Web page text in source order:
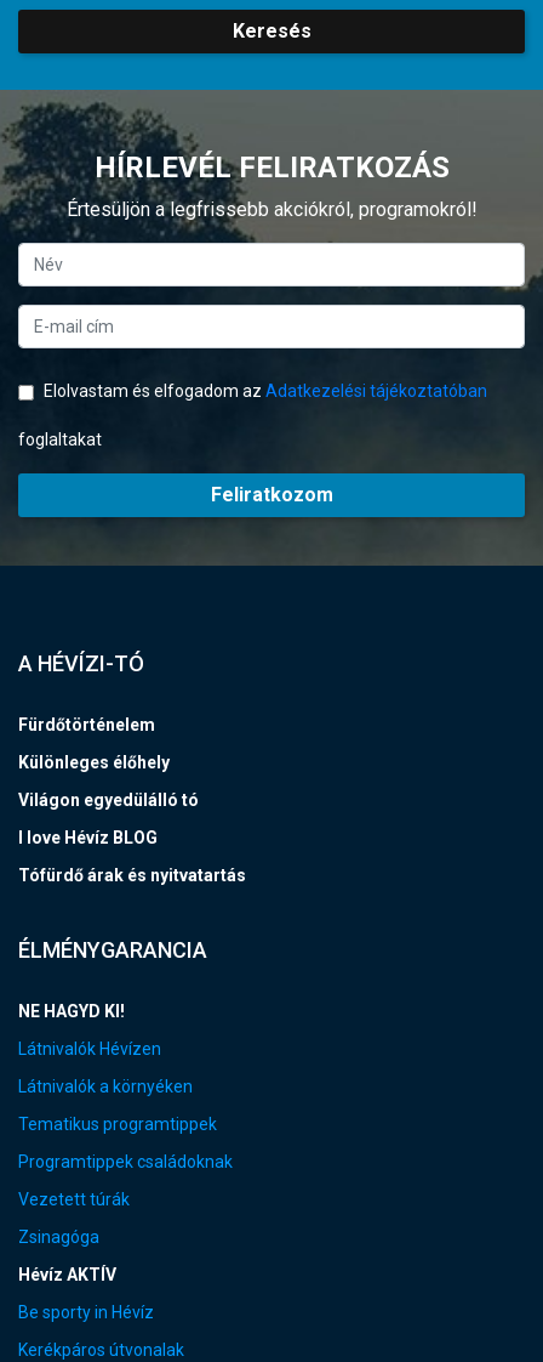
Keresés
HÍRLEVÉL FELIRATKOZÁS
Értesüljön a legfrissebb akciókról, programokról!
Elolvastam és elfogadom az Adatkezelési tájékoztatóban
foglaltakat
Feliratkozom
A HÉVÍZI-TÓ
Fürdőtörténelem
Különleges élőhely
Világon egyedülálló tó
I love Hévíz BLOG
Tófürdő árak és nyitvatartás
ÉLMÉNYGARANCIA
NE HAGYD KI!
Látnivalók Hévízen
Látnivalók a környéken
Tematikus programtippek
Programtippek családoknak
Vezetett túrák
Zsinagóga
Hévíz AKTÍV
Be sporty in Hévíz
Kerékpáros útvonalak